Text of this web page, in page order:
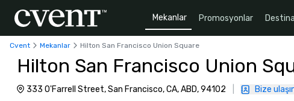
Mekanlar Promosyonlar
Cvent Mekanlar Hilton San Francisco Union Square
Hilton San Francisco Union
333 O'Farrell Street, San Francisco, CA, ABD, 94102 Bize